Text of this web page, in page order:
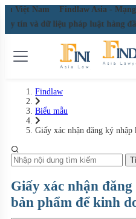
Việt Nam
Findlaw Asia -
uy tín và dữ liệu pháp luật hàng
Findlaw
Biểu mẫu
Giấy xác nhận đăng ký
Giấy xác nhận
bản phẩm để kinh